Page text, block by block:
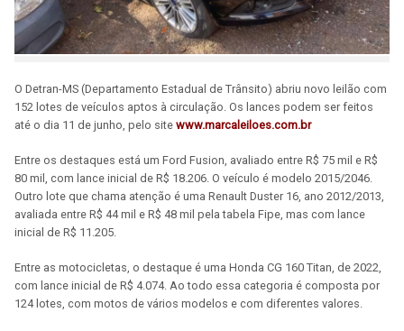
O Detran-MS (Departamento Estadual de Trânsito) abriu novo leilão com
152 lotes de veículos aptos à circulação. Os lances podem ser feitos
até o dia 11 de junho, pelo site www.marcaleiloes.com.br
Entre os destaques está um Ford Fusion, avaliado entre R$ 75 mil e R$
80 mil, com lance inicial de R$ 18.206. O veículo é modelo 2015/2046.
Outro lote que chama atenção é uma Renault Duster 16, ano 2012/2013,
avaliada entre R$ 44 mil e R$ 48 mil pela tabela Fipe, mas com lance
inicial de R$ 11.205.
Entre as motocicletas, o destaque é uma Honda CG 160 Titan, de 2022,
com lance inicial de R$ 4.074. Ao todo essa categoria é composta por
124 lotes, com motos de vários modelos e com diferentes valores.